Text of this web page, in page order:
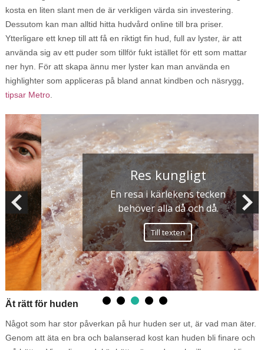
kosta en liten slant men de är verkligen värda sin investering.
Dessutom kan man alltid hitta hudvård online till bra priser.
Ytterligare ett knep till att få en riktigt fin hud, full av lyster, är att
använda sig av ett puder som tillför fukt istället för ett som mattar
ner hyn. För att skapa ännu mer lyster kan man använda en
highlighter som appliceras på bland annat kindben och näsrygg,
tipsar Metro.
Res kungligt
En resa i kärlekens tecken
behöver alla då och då.
Till texten
Ät rätt för huden
Något som har stor påverkan på hur huden ser ut, är vad man äter.
Genom att äta en bra och balanserad kost kan huden bli finare och